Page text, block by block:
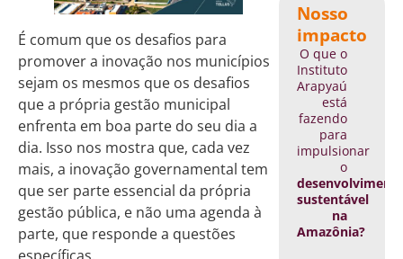
Nosso
impacto
O que o
Instituto
Arapyaú
está
fazendo
para
impulsionar
o
sustentável
na
Amazônia?
É comum que os desafios para
promover a inovação nos municípios
sejam os mesmos que os desafios
que a própria gestão municipal
enfrenta em boa parte do seu dia a
dia. Isso nos mostra que, cada vez
mais, a inovação governamental tem
que ser parte essencial da própria
gestão pública, e não uma agenda à
parte, que responde a questões